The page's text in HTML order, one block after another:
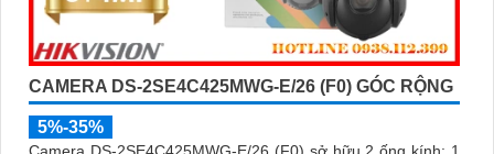
CAMERA DS-2SE4C425MWG-E/26 (F0) GÓC RỘNG
5%-35%